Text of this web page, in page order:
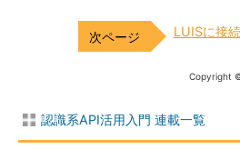
LUISに接
Copyright
認識系API活用入門 連載一覧